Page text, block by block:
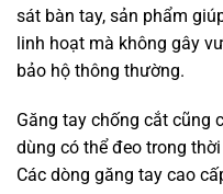
sát bàn tay, sản phẩm
linh hoạt mà không gây
bảo hộ thông thường.
Găng tay chống cắt cũng
dùng có thể đeo trong
Các dòng găng tay cao